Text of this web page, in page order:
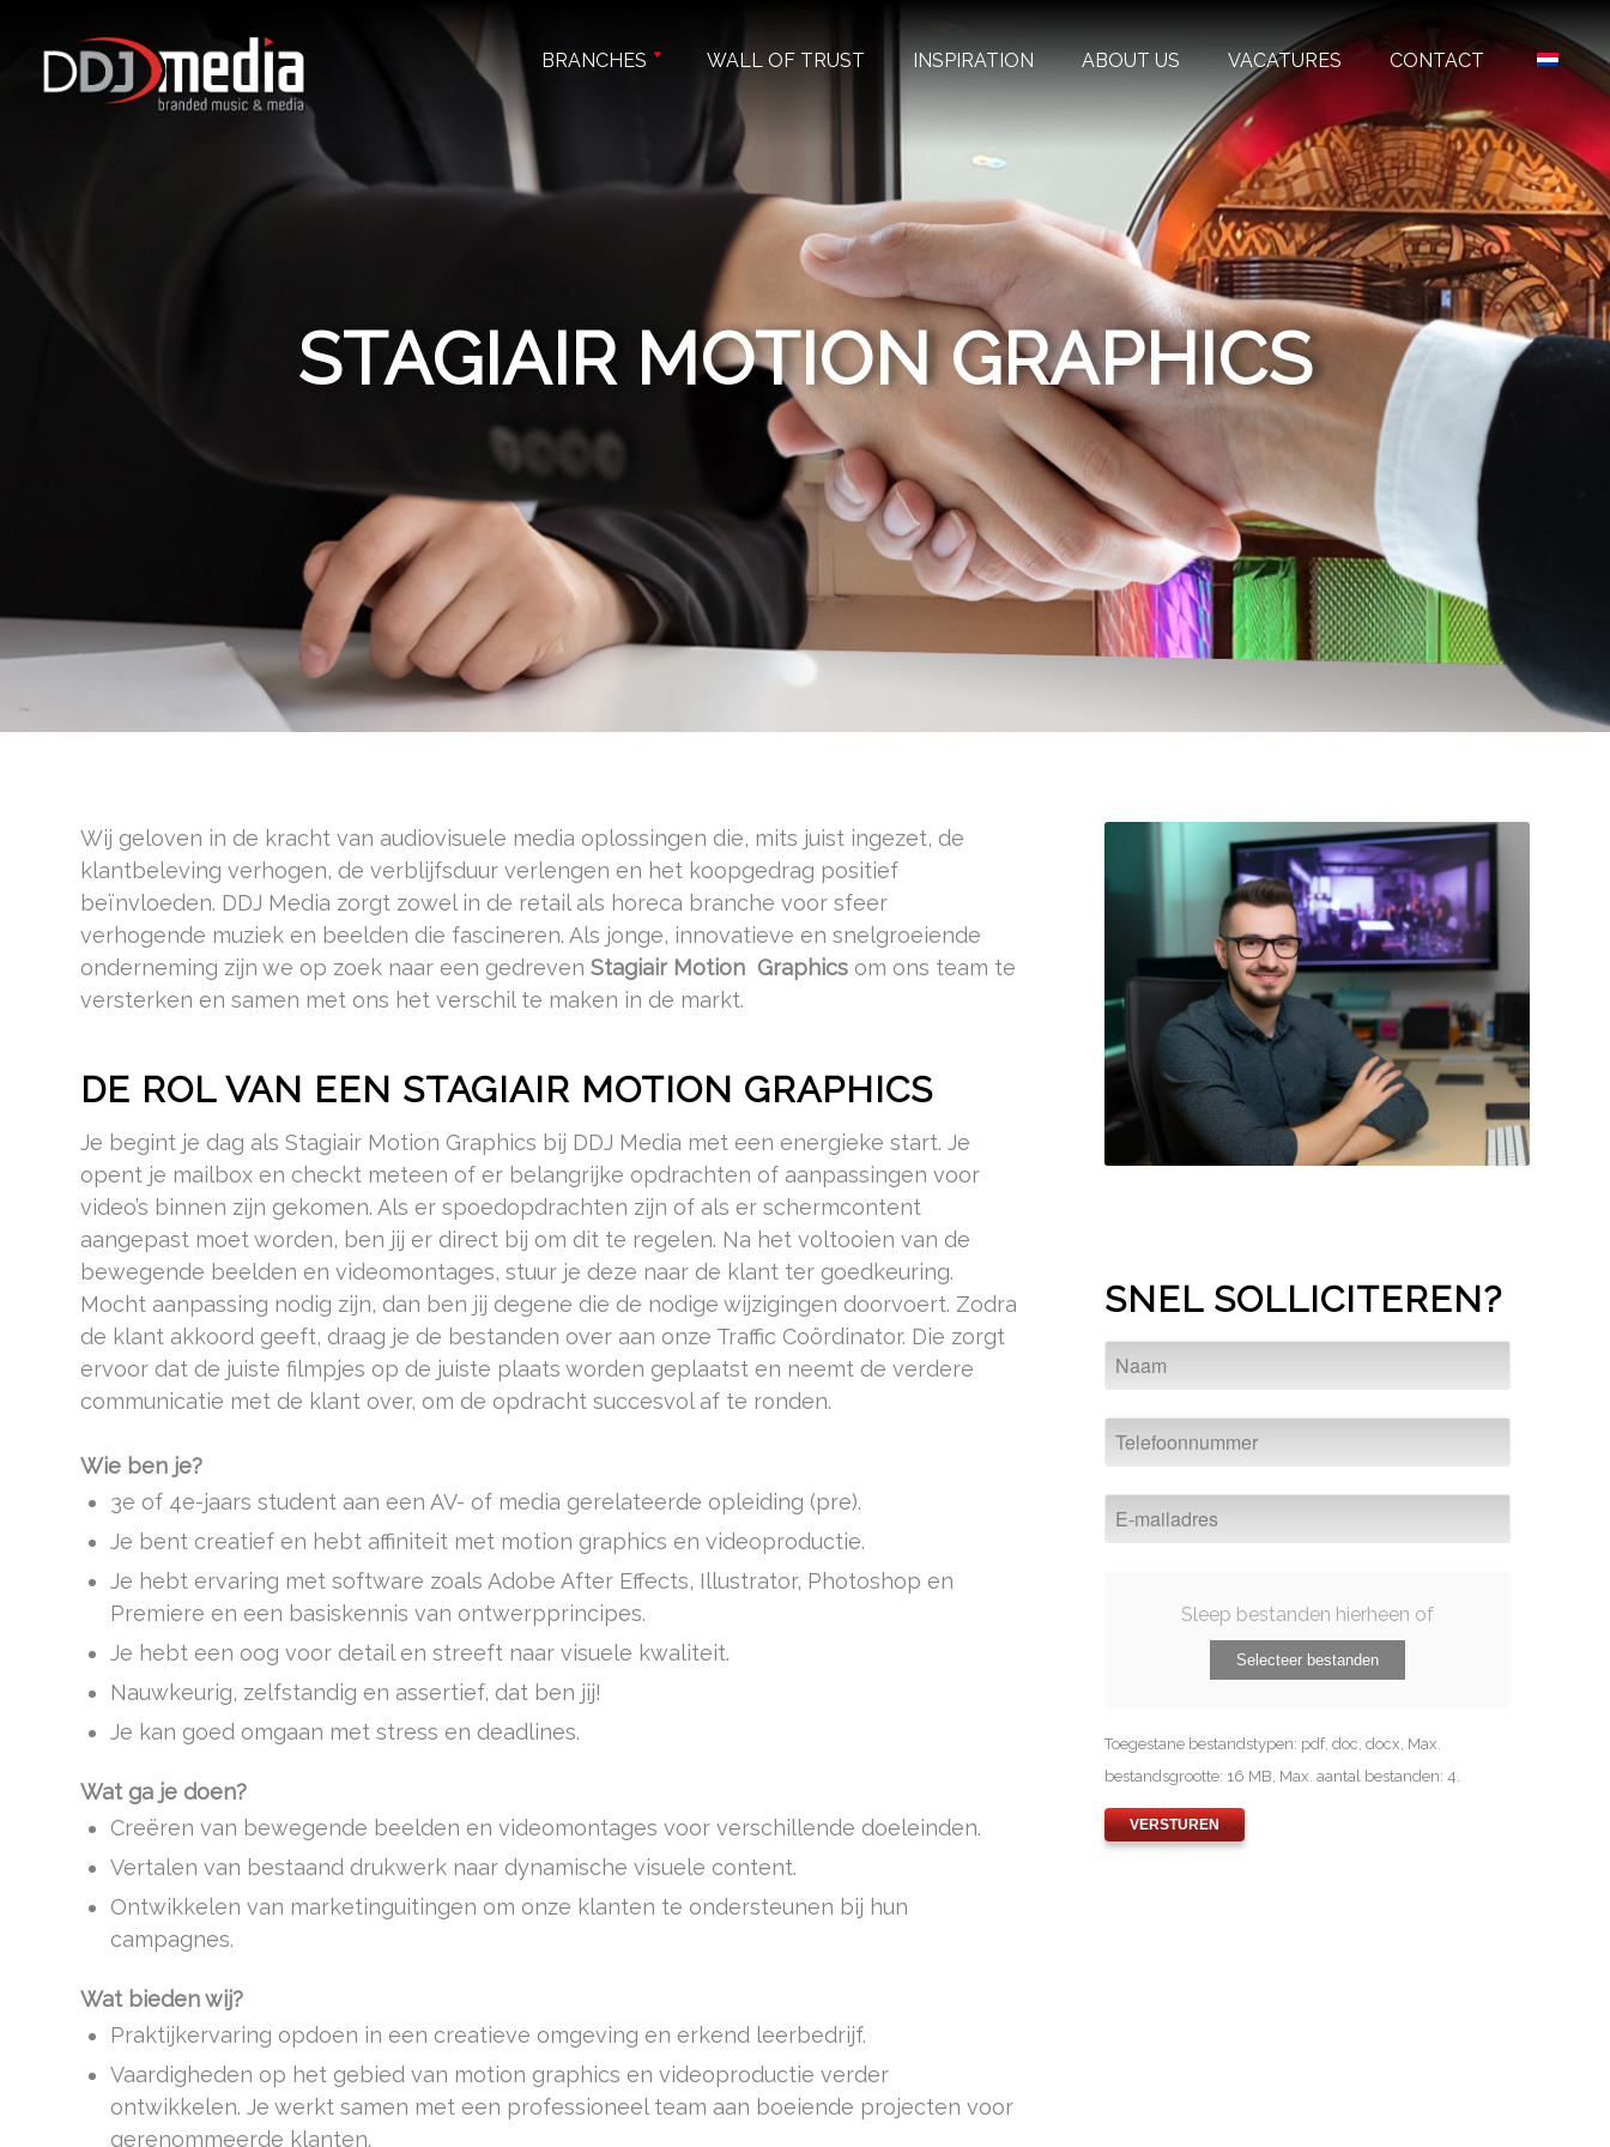
BRANCHES WALL OF TRUST INSPIRATION ABOUT US VACATURES CONTACT
STAGIAIR MOTION GRAPHICS
Wij geloven in de kracht van audiovisuele media oplossingen die, mits juist ingezet, de
klantbeleving verhogen, de verblijfsduur verlengen en het koopgedrag positief
beïnvloeden. DDJ Media zorgt zowel in de retail als horeca branche voor sfeer
verhogende muziek en beelden die fascineren. Als jonge, innovatieve en snelgroeiende
onderneming zijn we op zoek naar een gedreven Stagiair Motion Graphics om ons team te
versterken en samen met ons het verschil te maken in de markt.
DE ROL VAN EEN STAGIAIR MOTION GRAPHICS
Je begint je dag als Stagiair Motion Graphics bij DDJ Media met een energieke start. Je
opent je mailbox en checkt meteen of er belangrijke opdrachten of aanpassingen voor
video’s binnen zijn gekomen. Als er spoedopdrachten zijn of als er schermcontent
aangepast moet worden, ben jij er direct bij om dit te regelen. Na het voltooien van de
bewegende beelden en videomontages, stuur je deze naar de klant ter goedkeuring.
Mocht aanpassing nodig zijn, dan ben jij degene die de nodige wijzigingen doorvoert. Zodra
de klant akkoord geeft, draag je de bestanden over aan onze Traffic Coördinator. Die zorgt
ervoor dat de juiste filmpjes op de juiste plaats worden geplaatst en neemt de verdere
communicatie met de klant over, om de opdracht succesvol af te ronden.
Wie ben je?
3e of 4e-jaars student aan een AV- of media gerelateerde opleiding (pre).
Je bent creatief en hebt affiniteit met motion graphics en videoproductie.
Je hebt ervaring met software zoals Adobe After Effects, Illustrator, Photoshop en
Premiere en een basiskennis van ontwerpprincipes.
Je hebt een oog voor detail en streeft naar visuele kwaliteit.
Nauwkeurig, zelfstandig en assertief, dat ben jij!
Je kan goed omgaan met stress en deadlines.
Wat ga je doen?
Creëren van bewegende beelden en videomontages voor verschillende doeleinden.
Vertalen van bestaand drukwerk naar dynamische visuele content.
Ontwikkelen van marketinguitingen om onze klanten te ondersteunen bij hun
campagnes.
Wat bieden wij?
Praktijkervaring opdoen in een creatieve omgeving en erkend leerbedrijf.
Vaardigheden op het gebied van motion graphics en videoproductie verder
ontwikkelen. Je werkt samen met een professioneel team aan boeiende projecten voor
gerenommeerde klanten.
SNEL SOLLICITEREN?
Sleep bestanden hierheen of
Selecteer bestanden
Toegestane bestandstypen: pdf, doc, docx, Max.
bestandsgrootte: 16 MB, Max. aantal bestanden: 4.